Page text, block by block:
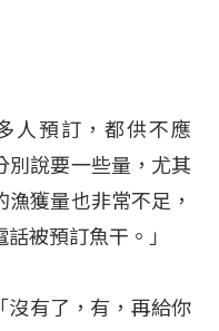
人預訂，都供不應
別說要一些量，尤其
獲量也非常不足，
被預訂魚干。」
沒有了，有，再給你